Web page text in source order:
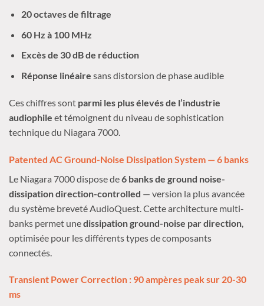
20 octaves de filtrage
60 Hz à 100 MHz
Excès de 30 dB de réduction
Réponse linéaire sans distorsion de phase audible
Ces chiffres sont parmi les plus élevés de l’industrie
audiophile et témoignent du niveau de sophistication
technique du Niagara 7000.
Patented AC Ground-Noise Dissipation System — 6 banks
Le Niagara 7000 dispose de6 banks de ground noise-
dissipation direction-controlled — version la plus avancée
du système breveté AudioQuest. Cette architecture multi-
banks permet unedissipation ground-noise par direction
optimisée pour les différents types de composants
connectés.
Transient Power Correction : 90 ampères peak sur 20-30
ms